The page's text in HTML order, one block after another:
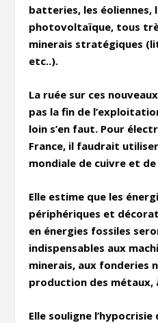
batteries, les éoliennes,
photovoltaïque, tous
minerais stratégiques
etc..).
La ruée sur ces
pas la fin de
loin s’en faut. Pour
France, il faudrait
mondiale de cuivre et
Elle estime que les
périphériques et
en énergies fossiles
indispensables aux
minerais, aux fonderies
production des métaux,
Elle souligne